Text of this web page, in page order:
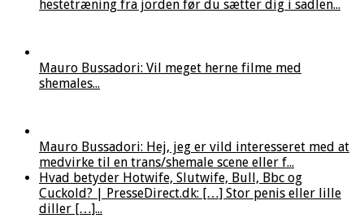
hestetræning fra jorden før du sætter dig i sadlen...
Mauro Bussadori: Vil meget herne filme med
shemales...
Mauro Bussadori: Hej, jeg er vild interesseret med at
medvirke til en trans/shemale scene eller f...
Hvad betyder Hotwife, Slutwife, Bull, Bbc og
Cuckold? | PresseDirect.dk: […] Stor penis eller lille
diller […]...